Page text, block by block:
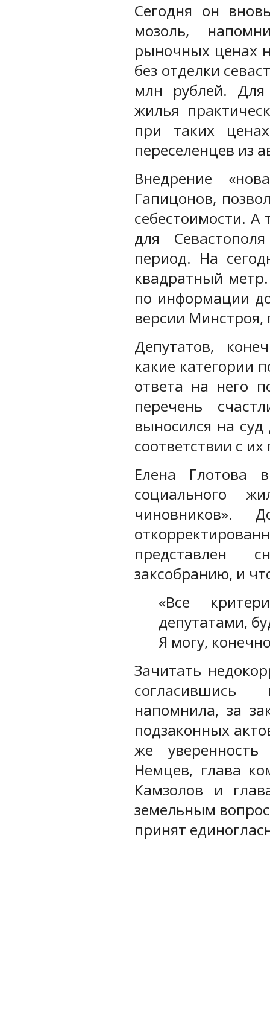
Сегодня он
мозоль,
рыночных ценах
без отделки
млн рублей. Для
жилья
при таких
переселенцев из
Внедрение
Гапицонов,
себестоимости.
для
период. На
квадратный
по информации
версии Минстроя,
Депутатов,
какие категории
ответа на него
перечень
выносился на суд
соответствии с
Елена Глотова
социального
чиновников».
представлен
заксобранию, и
«Все
депутатами,
Я могу,
Зачитать
напомнила, за
подзаконных
же
Немцев, глава
Камзолов и
земельным
принят